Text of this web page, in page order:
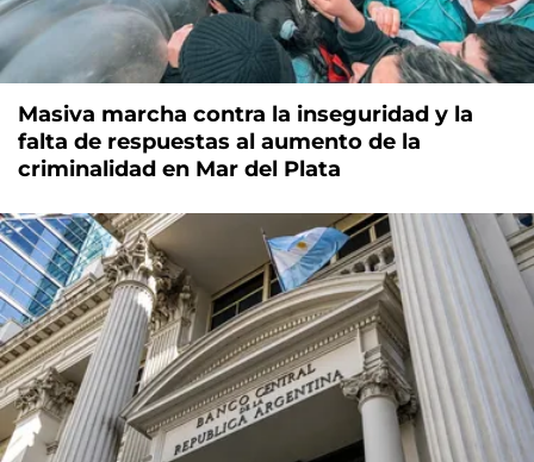
Masiva marcha contra la inseguridad y la
falta de respuestas al aumento de la
criminalidad en Mar del Plata